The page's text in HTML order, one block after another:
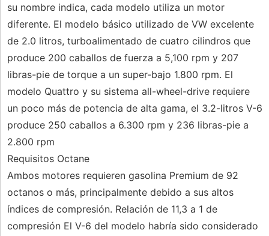
su nombre indica, cada modelo utiliza un motor
diferente. El modelo básico utilizado de VW excelente
de 2.0 litros, turboalimentado de cuatro cilindros que
produce 200 caballos de fuerza a 5,100 rpm y 207
libras-pie de torque a un super-bajo 1.800 rpm. El
modelo Quattro y su sistema all-wheel-drive requiere
un poco más de potencia de alta gama, el 3.2-litros V-6
produce 250 caballos a 6.300 rpm y 236 libras-pie a
2.800 rpm
Requisitos Octane
Ambos motores requieren gasolina Premium de 92
octanos o más, principalmente debido a sus altos
índices de compresión. Relación de 11,3 a 1 de
compresión El V-6 del modelo habría sido considerado